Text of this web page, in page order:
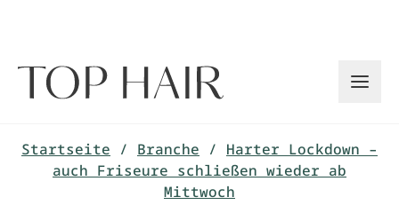
Startseite / Branche / Harter Lockdown –
auch Friseure schließen wieder ab
Mittwoch